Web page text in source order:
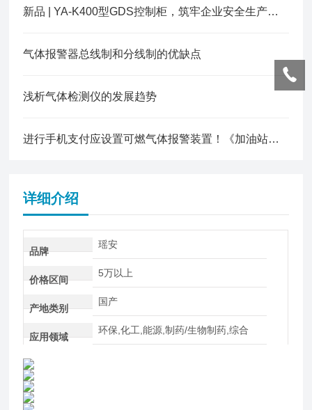
新品 | YA-K400型GDS控制柜，筑牢企业安全生产防护网！
气体报警器总线制和分线制的优缺点
浅析气体检测仪的发展趋势
进行手机支付应设置可燃气体报警装置！《加油站作业安全规范》4月起实施！
详细介绍
品牌
瑶安
价格区间
5万以上
产地类别
国产
应用领域
环保,化工,能源,制药/生物制药,综合